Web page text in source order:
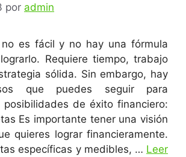
por admin
es fácil y no hay una fórmula
Requiere tiempo, trabajo
sólida. Sin embargo, hay
que puedes seguir para
posibilidades de éxito financiero:
Es importante tener una visión
quieres lograr financieramente.
específicas y medibles, … Leer